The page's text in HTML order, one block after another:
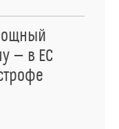
— в ЕС